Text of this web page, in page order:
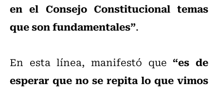
en el Consejo Constitucional temas
que son fundamentales”.
En esta línea, manifestó que“es de
esperar que no se repita lo que vimos